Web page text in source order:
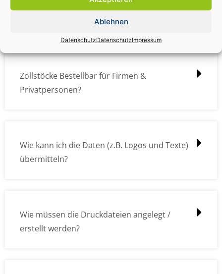
Ablehnen
DatenschutzDatenschutzImpressum
Zollstock Druckdatencheck / Profidatencheck
Zollstöcke Bestellbar für Firmen &
Privatpersonen?
Wie kann ich die Daten (z.B. Logos und Texte)
übermitteln?
Wie müssen die Druckdateien angelegt /
erstellt werden?